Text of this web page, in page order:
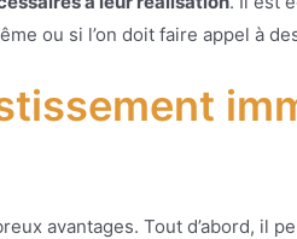
ou si l’on doit faire appel à
avantages. Tout d’abord, il